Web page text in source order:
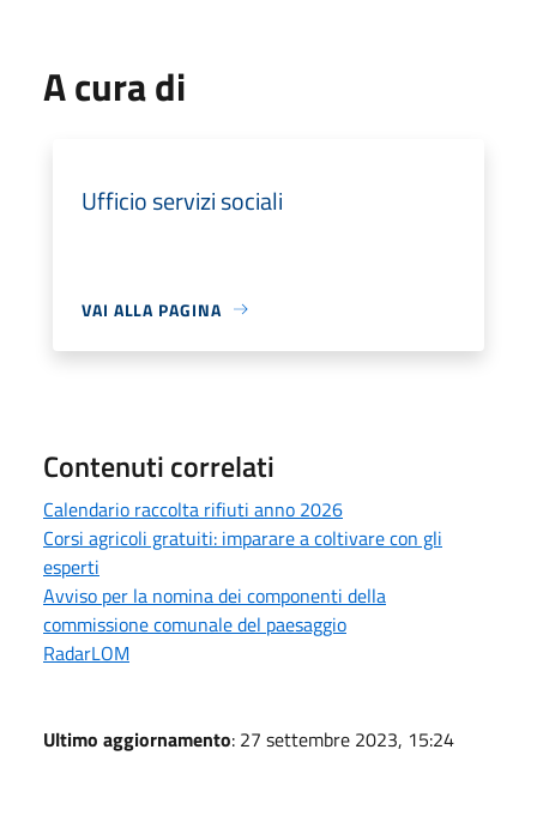
A cura di
Ufficio servizi sociali
VAI ALLA PAGINA
Contenuti correlati
Calendario raccolta rifiuti anno 2026
Corsi agricoli gratuiti: imparare a coltivare con gli
esperti
Avviso per la nomina dei componenti della
commissione comunale del paesaggio
RadarLOM
Ultimo aggiornamento: 27 settembre 2023, 15:24